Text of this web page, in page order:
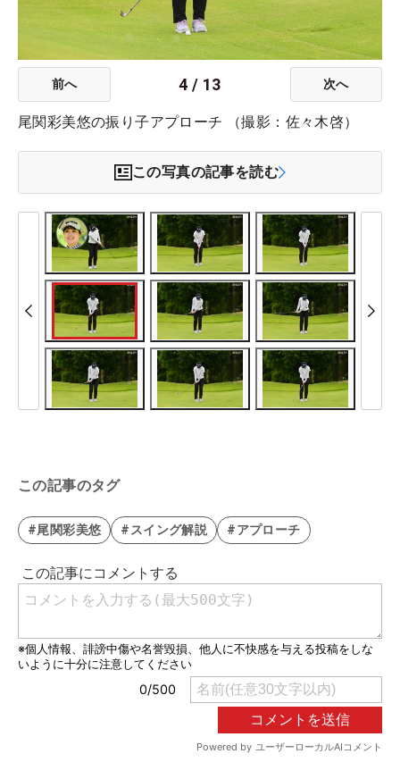
前へ 4 / 13 次へ
尾関彩美悠の振り子アプローチ （撮影：佐々木啓）
この写真の記事を読む
この記事のタグ
#尾関彩美悠 #スイング解説 #アプローチ